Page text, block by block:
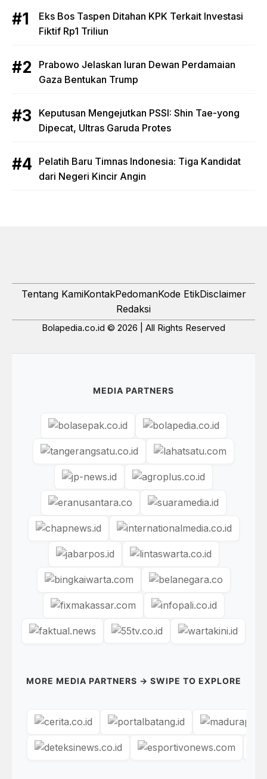
Eks Bos Taspen Ditahan KPK Terkait Investasi
Fiktif Rp1 Triliun
Prabowo Jelaskan Iuran Dewan Perdamaian
Gaza Bentukan Trump
Keputusan Mengejutkan PSSI: Shin Tae-yong
Dipecat, Ultras Garuda Protes
Pelatih Baru Timnas Indonesia: Tiga Kandidat
dari Negeri Kincir Angin
Tentang KamiKontakPedomanKode EtikDisclaimer
Redaksi
Bolapedia.co.id © 2026 | All Rights Reserved
MEDIA PARTNERS
MORE MEDIA PARTNERS → SWIPE TO EXPLORE